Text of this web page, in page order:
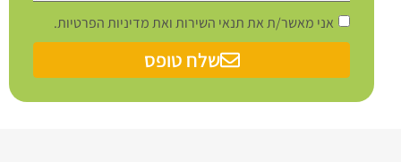
אני מאשר/ת את תנאי השירות ואת מדיניות הפרטיות.
שלח טופס